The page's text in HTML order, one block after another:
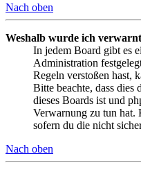
Nach oben
Weshalb wurde ich
In jedem Board gibt es
Administration
Regeln verstoßen hast,
Bitte beachte, dass dies
dieses Boards ist und
Verwarnung zu tun hat.
sofern du die nicht
Nach oben